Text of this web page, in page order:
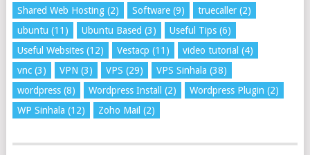
Shared Web Hosting(2) Software(9) truecaller(2)
ubuntu (11) Ubuntu Based (3) Useful Tips(6)
Useful Websites(12) Vestacp (11) video tutorial (4)
vnc(3) VPN (3) VPS (29) VPS Sinhala (38)
wordpress(8) Wordpress Install (2) Wordpress Plugin (2)
WP Sinhala (12) Zoho Mail (2)